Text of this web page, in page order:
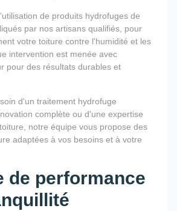
de produits hydrofuges de
par nos artisans qualifiés, pour
votre toiture contre l'humidité et les
intervention est menée avec
pour des résultats durables et
d'un traitement hydrofuge
complète ou d'une expertise
notre équipe vous propose des
adaptées à vos besoins et à votre
de performance